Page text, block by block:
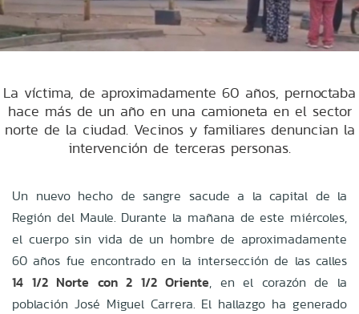
La víctima, de aproximadamente 60 años, pernoctaba
hace más de un año en una camioneta en el sector
norte de la ciudad. Vecinos y familiares denuncian la
intervención de terceras personas.
Un nuevo hecho de sangre sacude a la capital de la
Región del Maule. Durante la mañana de este miércoles,
el cuerpo sin vida de un hombre de aproximadamente
60 años fue encontrado en la intersección de las calles
14 1/2 Norte con 2 1/2 Oriente, en el corazón de la
población José Miguel Carrera. El hallazgo ha generado